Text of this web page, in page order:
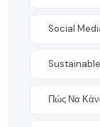
Social
Πώς Να